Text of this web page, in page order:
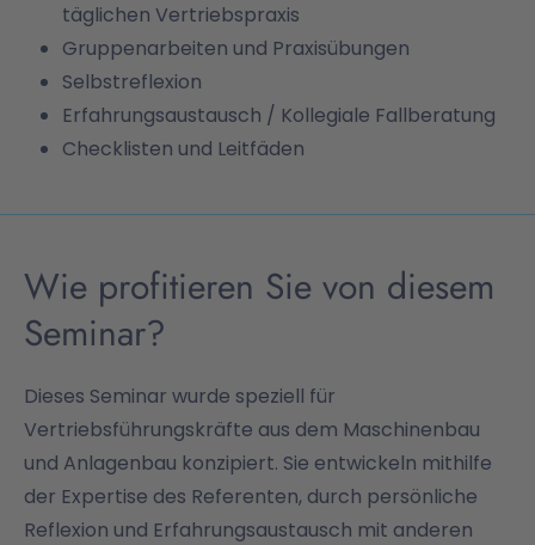
täglichen Vertriebspraxis
Gruppenarbeiten und Praxisübungen
Selbstreflexion
Erfahrungsaustausch / Kollegiale Fallberatung
Checklisten und Leitfäden
Wie profitieren Sie von diesem
Seminar?
Dieses Seminar wurde speziell für
Vertriebsführungskräfte aus dem Maschinenbau
und Anlagenbau konzipiert. Sie entwickeln mithilfe
der Expertise des Referenten, durch persönliche
Reflexion und Erfahrungsaustausch mit anderen